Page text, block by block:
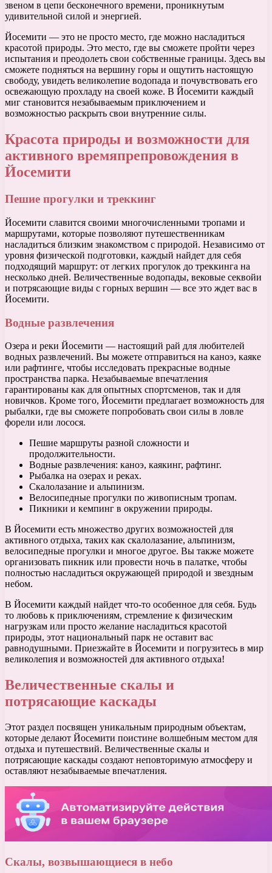
звеном в цепи бесконечного времени, проникнутым
удивительной силой и энергией.
Йосемити — это не просто место, где можно насладиться
красотой природы. Это место, где вы сможете пройти через
испытания и преодолеть свои собственные границы. Здесь вы
сможете подняться на вершину горы и ощутить настоящую
свободу, увидеть великолепие водопада и почувствовать его
освежающую прохладу на своей коже. В Йосемити каждый
миг становится незабываемым приключением и
возможностью раскрыть свои внутренние силы.
Красота природы и возможности для
активного времяпрепровождения в
Йосемити
Пешие прогулки и треккинг
Йосемити славится своими многочисленными тропами и
маршрутами, которые позволяют путешественникам
насладиться близким знакомством с природой. Независимо от
уровня физической подготовки, каждый найдет для себя
подходящий маршрут: от легких прогулок до треккинга на
несколько дней. Величественные водопады, вековые секвойи
и потрясающие виды с горных вершин — все это ждет вас в
Йосемити.
Водные развлечения
Озера и реки Йосемити — настоящий рай для любителей
водных развлечений. Вы можете отправиться на каноэ, каяке
или рафтинге, чтобы исследовать прекрасные водные
пространства парка. Незабываемые впечатления
гарантированы как для опытных спортсменов, так и для
новичков. Кроме того, Йосемити предлагает возможность для
рыбалки, где вы сможете попробовать свои силы в ловле
форели или лосося.
Пешие маршруты разной сложности и
продолжительности.
Водные развлечения: каноэ, каякинг, рафтинг.
Рыбалка на озерах и реках.
Скалолазание и альпинизм.
Велосипедные прогулки по живописным тропам.
Пикники и кемпинг в окружении природы.
В Йосемити есть множество других возможностей для
активного отдыха, таких как скалолазание, альпинизм,
велосипедные прогулки и многое другое. Вы также можете
организовать пикник или провести ночь в палатке, чтобы
полностью насладиться окружающей природой и звездным
небом.
В Йосемити каждый найдет что-то особенное для себя. Будь
то любовь к приключениям, стремление к физическим
нагрузкам или просто желание насладиться красотой
природы, этот национальный парк не оставит вас
равнодушными. Приезжайте в Йосемити и погрузитесь в мир
великолепия и возможностей для активного отдыха!
Величественные скалы и
потрясающие каскады
Этот раздел посвящен уникальным природным объектам,
которые делают Йосемити поистине волшебным местом для
отдыха и путешествий. Величественные скалы и
потрясающие каскады создают неповторимую атмосферу и
оставляют незабываемые впечатления.
Скалы, возвышающиеся в небо